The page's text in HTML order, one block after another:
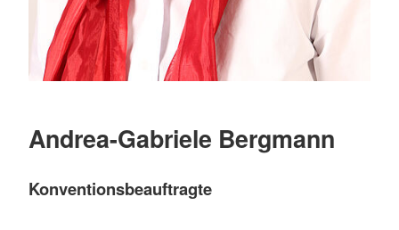
Andrea-Gabriele Bergmann
Konventionsbeauftragte